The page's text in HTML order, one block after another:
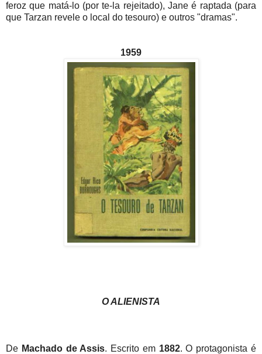
feroz que matá-lo (por te-la rejeitado), Jane é raptada (para
que Tarzan revele o local do tesouro) e outros "dramas".
1959
O ALIENISTA
De Machado de Assis. Escrito em 1882. O protagonista é